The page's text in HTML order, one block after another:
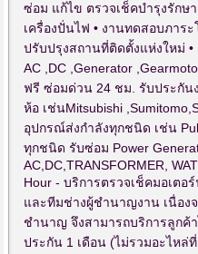
ซ่อม แก้ไข ตรวจเช็คบำรุงรักษา
เครื่องปั่นไฟ • งานทดสอบภาร
ปรับปรุงสถานที่ติดตั้งแห่งใหม่
AC ,DC ,Generator
ฟรี ซ่อมด่วน 24 ชม. รับประกัน
ห้อ เช่นMitsubishi
อุปกรณ์ส่งกำลังทุกชนิด เช่น
ทุกชนิด รับซ่อม Power
AC,DC,TRANSFORMER,
Hour - บริการตรวจเช็คมอเต
และทีมช่างผู้ชำนาญงาน เนื่อง
ชำนาญ จึงสามารถบริการลูกค้
ประกัน 1 เดือน (ไม่รวมอะไหล่